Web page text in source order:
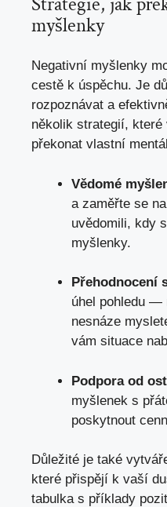
myšlenky
Negativní myšlenky
cestě k úspěchu. Je
rozpoznávat a
několik strategií, které
překonat vlastní
Vědomé
a zaměřte se
uvědomili, kdy
myšlenky.
Přehodnocení
úhel pohledu —
nesnáze
vám situace
Podpora od
myšlenek s
poskytnout
Důležité je také
které přispějí k vaší
tabulka s příklady